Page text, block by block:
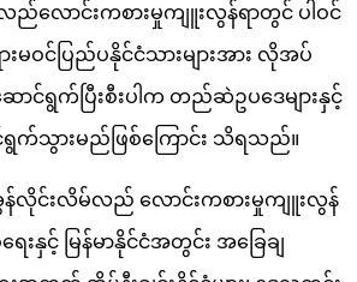
လောင်းကစားမှုကျူးလွန်ရာတွင် ပါဝင်
င်ပြည်ပနိုင်ငံသားများအား လိုအပ်
ာင်ရွက်ပြီးစီးပါက တည်ဆဲဥပဒေများနှင့်
သွားမည်ဖြစ်ကြောင်း သိရသည်။
န်လိုင်းလိမ်လည် လောင်းကစားမှုကျူးလွန်
ရေးနှင့် မြန်မာနိုင်ငံအတွင်း အခြေချ